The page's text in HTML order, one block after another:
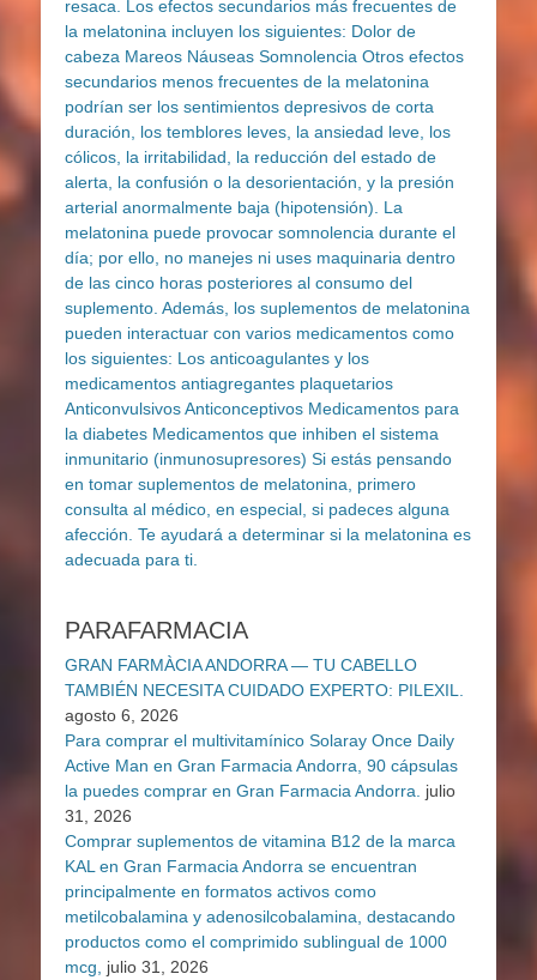
PARAFARMACIA
GRAN FARMÀCIA ANDORRA — TU CABELLO
TAMBIÉN NECESITA CUIDADO EXPERTO: PILEXIL.
agosto 6, 2026
Para comprar el multivitamínico Solaray Once Daily
Active Man en Gran Farmacia Andorra, 90 cápsulas
la puedes comprar en Gran Farmacia Andorra.
julio
31, 2026
Comprar suplementos de vitamina B12 de la marca
KAL en Gran Farmacia Andorra se encuentran
principalmente en formatos activos como
metilcobalamina y adenosilcobalamina, destacando
productos como el comprimido sublingual de 1000
mcg,
julio 31, 2026